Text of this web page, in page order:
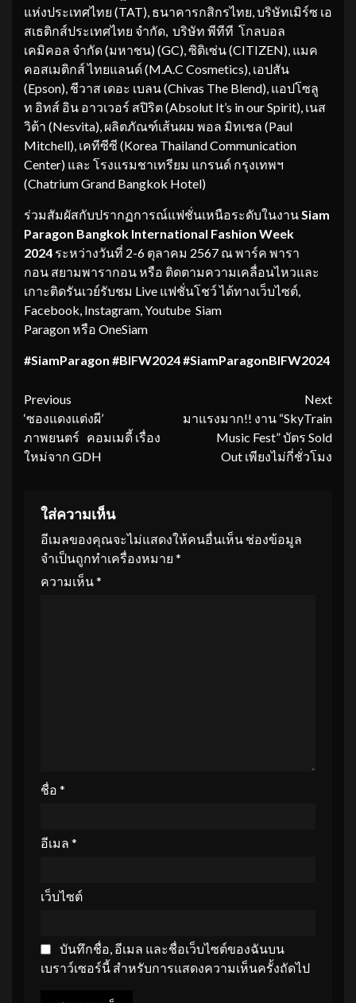
แห่งประเทศไทย (TAT), ธนาคารกสิกรไทย, บริษัทเมิร์ซ เอ
สเธติกส์ประเทศไทย จำกัด, บริษัท พีทีที โกลบอล
เคมิคอล จำกัด (มหาชน) (GC), ซิติเซ่น (CITIZEN), แมค
คอสเมติกส์ ไทยแลนด์ (M.A.C Cosmetics), เอปสัน
(Epson), ชีวาส เดอะ เบลน (Chivas The Blend), แอปโซลู
ท อิทส์ อิน อาวเวอร์ สปิริต (Absolut It’s in our Spirit), เนส
วิต้า (Nesvita), ผลิตภัณฑ์เส้นผม พอล มิทเชล (Paul
Mitchell), เคทีซีซี (Korea Thailand Communication
Center) และ โรงแรมชาเทรียม แกรนด์ กรุงเทพฯ
(Chatrium Grand Bangkok Hotel)
ร่วมสัมผัสกับปรากฏการณ์แฟชั่นเหนือระดับในงาน Siam
Paragon Bangkok International Fashion Week
2024 ระหว่างวันที่ 2-6 ตุลาคม 2567 ณ พาร์ค พารา
กอน สยามพารากอน หรือ ติดตามความเคลื่อนไหวและ
เกาะติดรันเวย์รับชม Live แฟชั่นโชว์ ได้ทางเว็บไซต์,
Facebook, Instagram, Youtube Siam
Paragon หรือ OneSiam
#SiamParagon #BIFW2024 #SiamParagonBIFW2024
Continue
Reading
Previous
‘ซองแดงแต่งผี’
ภาพยนตร์ คอมเมดี้ เรื่อง
ใหม่จาก GDH
Next
มาแรงมาก!! งาน “SkyTrain
Music Fest” บัตร Sold
Out เพียงไม่กี่ชั่วโมง
ใส่ความเห็น
อีเมลของคุณจะไม่แสดงให้คนอื่นเห็น ช่องข้อมูล
จำเป็นถูกทำเครื่องหมาย *
ความเห็น*
ชื่อ *
อีเมล *
เว็บไซต์
บันทึกชื่อ, อีเมล และชื่อเว็บไซต์ของฉันบน
เบราว์เซอร์นี้ สำหรับการแสดงความเห็นครั้งถัดไป